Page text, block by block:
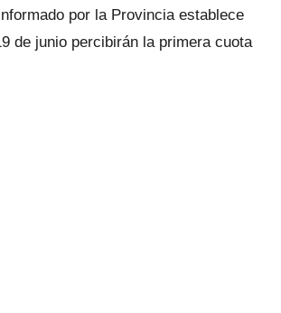
por la Provincia establece
de junio percibirán la primera cuota